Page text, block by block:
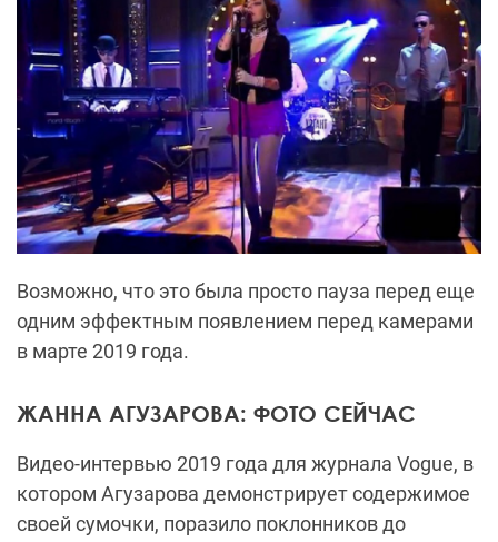
Возможно, что это была просто пауза перед еще
одним эффектным появлением перед камерами
в марте 2019 года.
ЖАННА АГУЗАРОВА: ФОТО СЕЙЧАС
Видео-интервью 2019 года для журнала Vogue, в
котором Агузарова демонстрирует содержимое
своей сумочки, поразило поклонников до